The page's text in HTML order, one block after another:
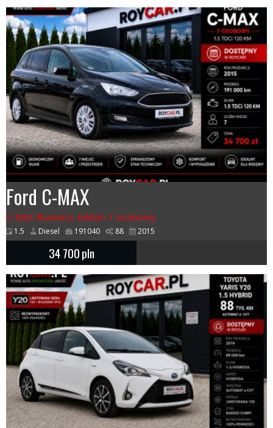
Ford C-MAX
C-MAX Business Edition 7-osobowy
1.5 Diesel 191040 88 2015
34 700pln